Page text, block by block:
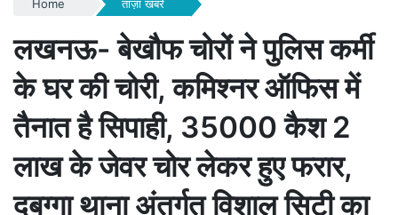
Home ताज़ा खबरें
लखनऊ- बेखौफ चोरों ने पुलिस कर्मी
के घर की चोरी, कमिश्नर ऑफिस में
तैनात है सिपाही, 35000 कैश 2
लाख के जेवर चोर लेकर हुए फरार,
दुबग्गा थाना अंतर्गत विशाल सिटी का